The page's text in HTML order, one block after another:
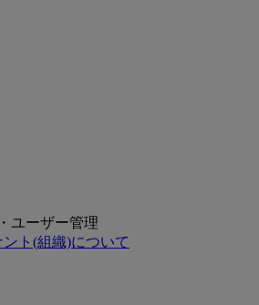
ユーザー管理
ト(組織)について